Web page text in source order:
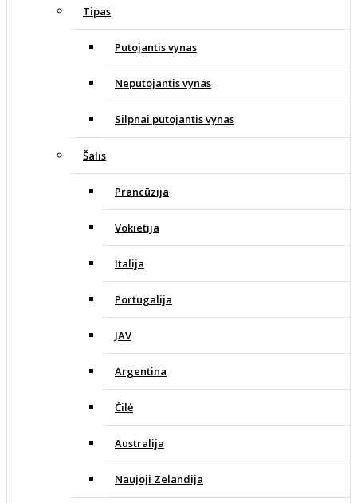
Tipas
Putojantis vynas
Neputojantis vynas
Silpnai putojantis vynas
Šalis
Prancūzija
Vokietija
Italija
Portugalija
JAV
Argentina
Čilė
Australija
Naujoji Zelandija